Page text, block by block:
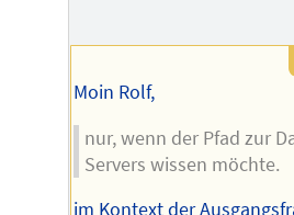
Moin Rolf,
nur, wenn der Pfad zur
Servers wissen möchte.
im Kontext der